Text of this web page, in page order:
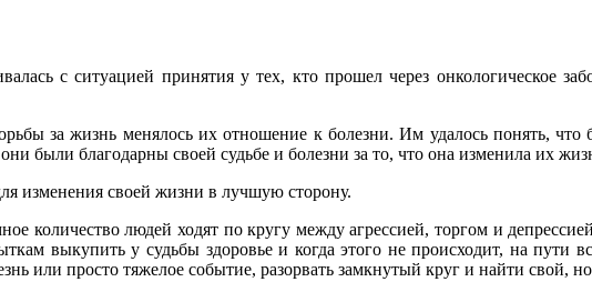
с ситуацией принятия у тех, кто прошел через онкологическое
за жизнь менялось их отношение к болезни. Им удалось понять,
были благодарны своей судьбе и болезни за то, что она изменила их
изменения своей жизни в лучшую сторону.
количество людей ходят по кругу между агрессией, торгом и
выкупить у судьбы здоровье и когда этого не происходит, на пути
или просто тяжелое событие, разорвать замкнутый круг и найти свой,